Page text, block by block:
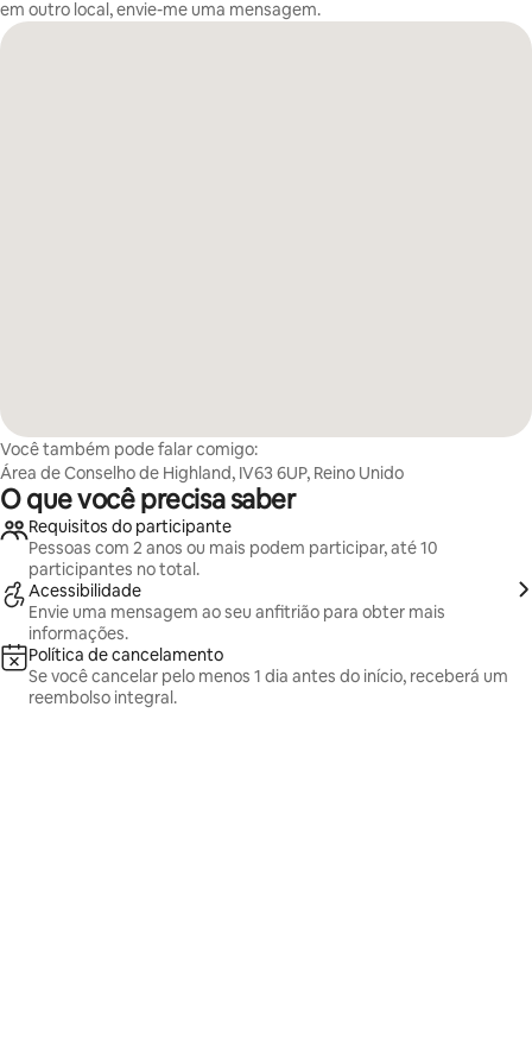
em outro local, envie-me uma mensagem.
Você também pode falar comigo:
Área de Conselho de Highland, IV63 6UP, Reino Unido
O que você precisa saber
Requisitos do participante
Pessoas com 2 anos ou mais podem participar, até 10
participantes no total.
Acessibilidade
Envie uma mensagem ao seu anfitrião para obter mais
informações.
Política de cancelamento
Se você cancelar pelo menos 1 dia antes do início, receberá um
reembolso integral.